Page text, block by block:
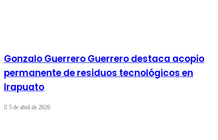
Gonzalo Guerrero Guerrero destaca acopio
permanente de residuos tecnológicos en
Irapuato
5 de abril de 2026